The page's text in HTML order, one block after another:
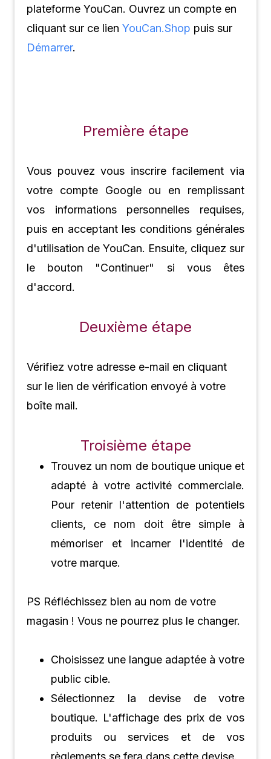
plateforme YouCan. Ouvrez un compte en
cliquant sur ce lien YouCan.Shop puis sur
Démarrer.
Première étape
Vous pouvez vous inscrire facilement via
votre compte Google ou en remplissant
vos informations personnelles requises,
puis en acceptant les conditions générales
d'utilisation de YouCan. Ensuite, cliquez sur
le bouton "Continuer" si vous êtes
d'accord.
Deuxième étape
Vérifiez votre adresse e-mail en cliquant
sur le lien de vérification envoyé à votre
boîte mail.
Troisième étape
Trouvez un nom de boutique unique et
adapté à votre activité commerciale.
Pour retenir l'attention de potentiels
clients, ce nom doit être simple à
mémoriser et incarner l'identité de
votre marque.
PS Réfléchissez bien au nom de votre
magasin ! Vous ne pourrez plus le changer.
Choisissez une langue adaptée à votre
public cible.
Sélectionnez la devise de votre
boutique. L'affichage des prix de vos
produits ou services et de vos
règlements se fera dans cette devise.